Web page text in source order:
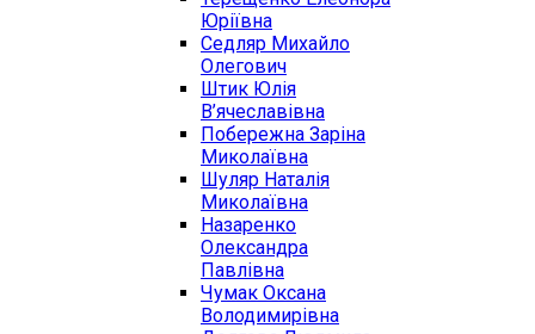
Юріївна
Седляр Михайло
Олегович
Штик Юлія
В’ячеславівна
Побережна Заріна
Миколаївна
Шуляр Наталія
Миколаївна
Назаренко
Олександра
Павлівна
Чумак Оксана
Володимирівна